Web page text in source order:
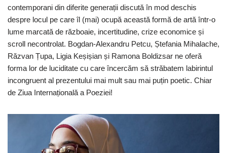
contemporani din diferite generații discută în mod deschis
despre locul pe care îl (mai) ocupă această formă de artă într-o
lume marcată de războaie, incertitudine, crize economice și
scroll necontrolat. Bogdan-Alexandru Petcu, Ștefania Mihalache,
Răzvan Țupa, Ligia Keșișian și Ramona Boldizsar ne oferă
forma lor de luciditate cu care încercăm să străbatem labirintul
incongruent al prezentului mai mult sau mai puțin poetic. Chiar
de Ziua Internațională a Poeziei!